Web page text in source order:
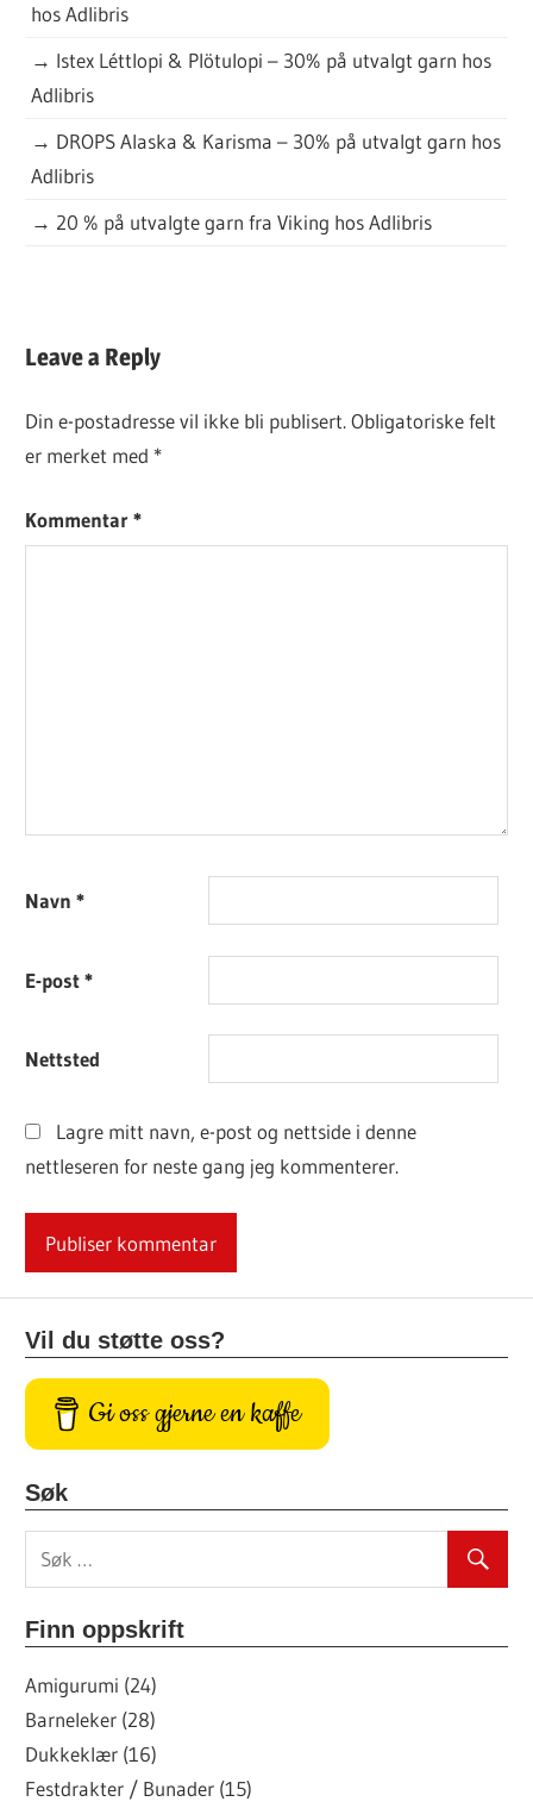
hos Adlibris
→ Istex Léttlopi & Plötulopi – 30% på utvalgt garn hos
Adlibris
→ DROPS Alaska & Karisma – 30% på utvalgt garn hos
Adlibris
→ 20 % på utvalgte garn fra Viking hos Adlibris
KJØPEOPPSKRIFT
Leave a Reply
Din e-postadresse vil ikke bli publisert. Obligatoriske felt
er merket med *
Kommentar*
Navn*
E-post*
Nettsted
Lagre mitt navn, e-post og nettside i denne
nettleseren for neste gang jeg kommenterer.
Vil du støtte oss?
Gi oss gjerne en kaffe
Søk
Finn oppskrift
Amigurumi (24)
Barneleker (28)
Dukkeklær (16)
Festdrakter / Bunader (15)